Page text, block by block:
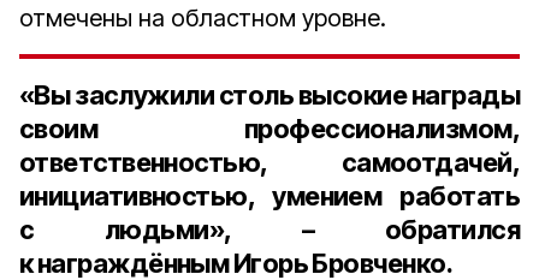
отмечены на областном уровне.
«Вы заслужили столь высокие награды
своим профессионализмом,
ответственностью, самоотдачей,
инициативностью, умением работать
с людьми», – обратился
к награждённым Игорь Бровченко.